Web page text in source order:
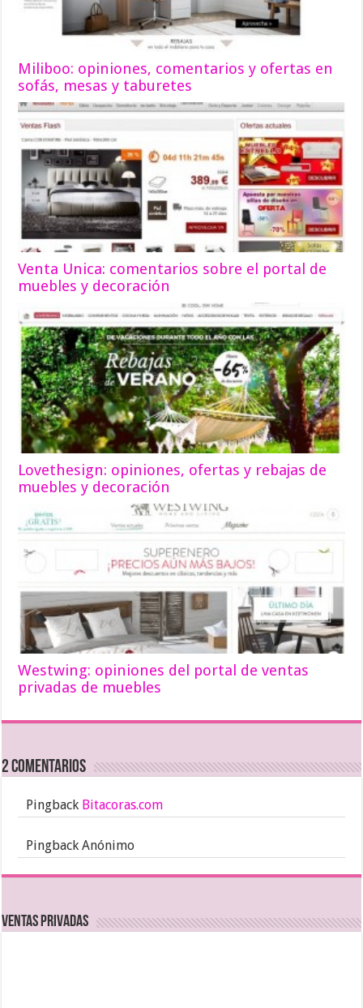
Miliboo: opiniones, comentarios y ofertas en
sofás, mesas y taburetes
Venta Unica: comentarios sobre el portal de
muebles y decoración
Lovethesign: opiniones, ofertas y rebajas de
muebles y decoración
Westwing: opiniones del portal de ventas
privadas de muebles
2 comentarios
Pingback Bitacoras.com
Pingback Anónimo
Ventas Privadas